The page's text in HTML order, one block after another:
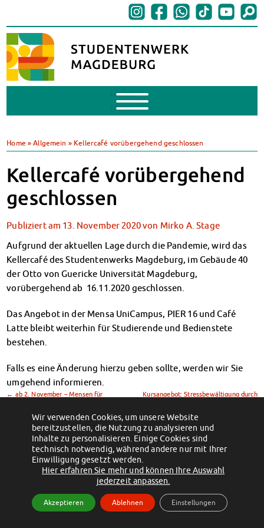
Mobile
Menu
BAföG beantragen
BAföG-FAQs
Dokumente
BAföG-Sprechstunden
Kredite & Stipendien
Mensen & Cafeterien
Heute in unseren Mensen
JoGo – Studibar + Eventspace
Klimabewusst essen
Mensa-FAQs
MensaFeedback
AnsprechpartnerInnen
Wohnen
Wohnheime in Magdeburg
Wohnheime in Wernigerode
MIT einander – FÜR einander
Wohnheimtutoren
Schadensmeldung
Wohnen-FAQ
Dokumente
AnsprechpartnerInnen
Soziales & Beratung
Home »Allgemein » Kellercafé vorübergehend geschlossen
Kellercafé vorübergehend
geschlossen
Publiziert am 13. November 2020von Mirko A. Stage
Aufgrund der aktuellen Lage durch die Pandemie, wird das
Kellercafé des Studentenwerks Magdeburg, im Gebäude 40
der Otto von Guericke Universität Magdeburg,
vorübergehend ab 16.11.2020 geschlossen.
Das Angebot in der Mensa UniCampus, PIER 16 und Café
Latte bleibt weiterhin für Studierende und Bedienstete
bestehen.
Falls es eine Änderung hierzu geben sollte, werden wir Sie
umgehend informieren.
← ab 2. November – Mensen für
Kursangebot: Stressbewältigung durch
(c) 2012 - 2026 by Studentenwerk Magdeburg - Anstalt des öffentlichen
Rechts
Facebook
Instagram TikTok
Youtube
Datenschutzerklärung Erklärung zur Barrierefreiheit
Wir verwenden Cookies, um unsere Website
bereitzustellen, die Nutzung zu analysieren und
Inhalte zu personalisieren. Einige Cookies sind
technisch notwendig, während andere nur mit Ihrer
Einwilligung gesetzt werden.
Hier erfahren Sie mehr und können Ihre Auswahl
jederzeit anpassen.
Akzeptieren Ablehnen Einstellungen